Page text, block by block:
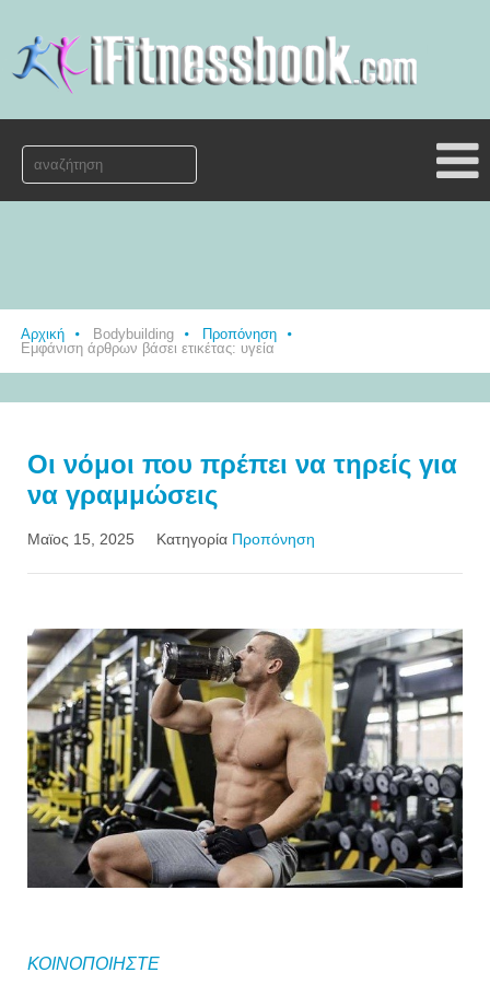
Αρχική Bodybuilding
Προπόνηση
Εμφάνιση άρθρων βάσει ετικέτας: υγεία
Οι νόμοι που πρέπει να τηρείς για
να γραμμώσεις
Μαϊος 15, 2025 Κατηγορία Προπόνηση
ΚΟΙΝΟΠΟΙΗΣΤΕ